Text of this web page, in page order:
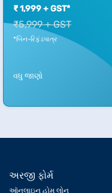
₹ 1,999 + GST*
₹5,999 + GST
*બિન-રિફંડપાત્ર
વધુ જાણો
અરજી ફોર્મ
ઑનલાઇન હોમ લોન